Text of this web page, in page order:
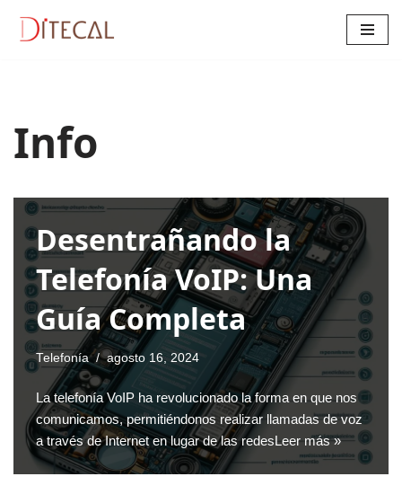
Info
Desentrañando la
Telefonía VoIP: Una
Guía Completa
Telefonía agosto 16, 2024
La telefonía VoIP ha revolucionado la forma en que nos
comunicamos, permitiéndonos realizar llamadas de voz
a través de Internet en lugar de las redesLeer más »